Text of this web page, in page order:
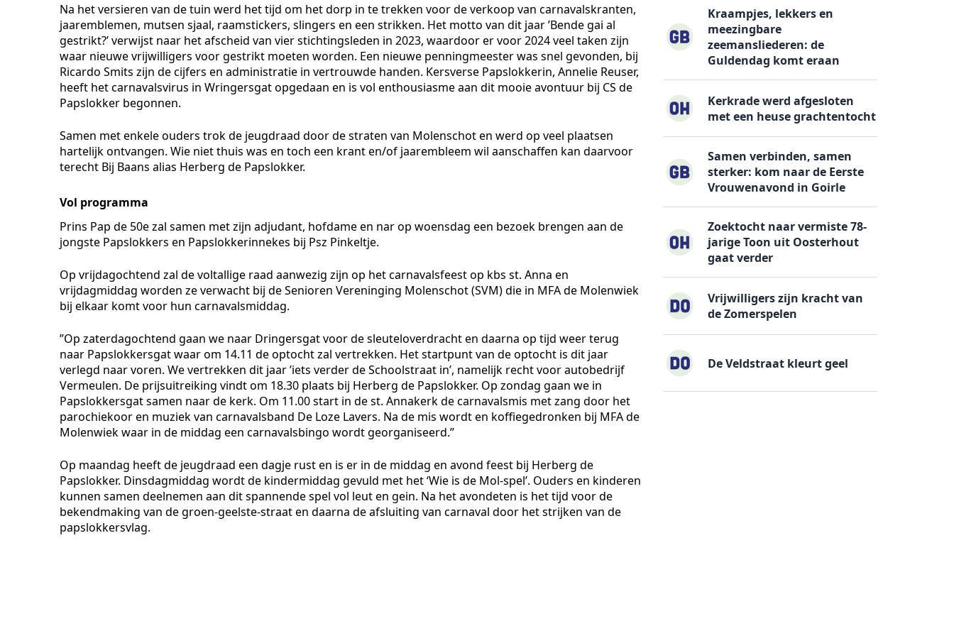
Na het versieren van de tuin werd het tijd om het dorp in te trekken voor de verkoop van carnavalskranten,
jaaremblemen, mutsen sjaal, raamstickers, slingers en een strikken. Het motto van dit jaar ’Bende gai al
gestrikt?’ verwijst naar het afscheid van vier stichtingsleden in 2023, waardoor er voor 2024 veel taken zijn
waar nieuwe vrijwilligers voor gestrikt moeten worden. Een nieuwe penningmeester was snel gevonden, bij
Ricardo Smits zijn de cijfers en administratie in vertrouwde handen. Kersverse Papslokkerin, Annelie Reuser,
heeft het carnavalsvirus in Wringersgat opgedaan en is vol enthousiasme aan dit mooie avontuur bij CS de
Papslokker begonnen.
Samen met enkele ouders trok de jeugdraad door de straten van Molenschot en werd op veel plaatsen
hartelijk ontvangen. Wie niet thuis was en toch een krant en/of jaarembleem wil aanschaffen kan daarvoor
terecht Bij Baans alias Herberg de Papslokker.
Vol programma
Prins Pap de 50e zal samen met zijn adjudant, hofdame en nar op woensdag een bezoek brengen aan de
jongste Papslokkers en Papslokkerinnekes bij Psz Pinkeltje.
Op vrijdagochtend zal de voltallige raad aanwezig zijn op het carnavalsfeest op kbs st. Anna en
vrijdagmiddag worden ze verwacht bij de Senioren Vereninging Molenschot (SVM) die in MFA de Molenwiek
bij elkaar komt voor hun carnavalsmiddag.
”Op zaterdagochtend gaan we naar Dringersgat voor de sleuteloverdracht en daarna op tijd weer terug
naar Papslokkersgat waar om 14.11 de optocht zal vertrekken. Het startpunt van de optocht is dit jaar
verlegd naar voren. We vertrekken dit jaar ’iets verder de Schoolstraat in’, namelijk recht voor autobedrijf
Vermeulen. De prijsuitreiking vindt om 18.30 plaats bij Herberg de Papslokker. Op zondag gaan we in
Papslokkersgat samen naar de kerk. Om 11.00 start in de st. Annakerk de carnavalsmis met zang door het
parochiekoor en muziek van carnavalsband De Loze Lavers. Na de mis wordt en koffiegedronken bij MFA de
Molenwiek waar in de middag een carnavalsbingo wordt georganiseerd.”
Op maandag heeft de jeugdraad een dagje rust en is er in de middag en avond feest bij Herberg de
Papslokker. Dinsdagmiddag wordt de kindermiddag gevuld met het ‘Wie is de Mol-spel’. Ouders en kinderen
kunnen samen deelnemen aan dit spannende spel vol leut en gein. Na het avondeten is het tijd voor de
bekendmaking van de groen-geelste-straat en daarna de afsluiting van carnaval door het strijken van de
papslokkersvlag.
Kraampjes, lekkers en
meezingbare
zeemansliederen: de
Guldendag komt eraan
Kerkrade werd afgesloten
met een heuse grachtentocht
Samen verbinden, samen
sterker: kom naar de Eerste
Vrouwenavond in Goirle
Zoektocht naar vermiste 78-
jarige Toon uit Oosterhout
gaat verder
Vrijwilligers zijn kracht van
de Zomerspelen
De Veldstraat kleurt geel